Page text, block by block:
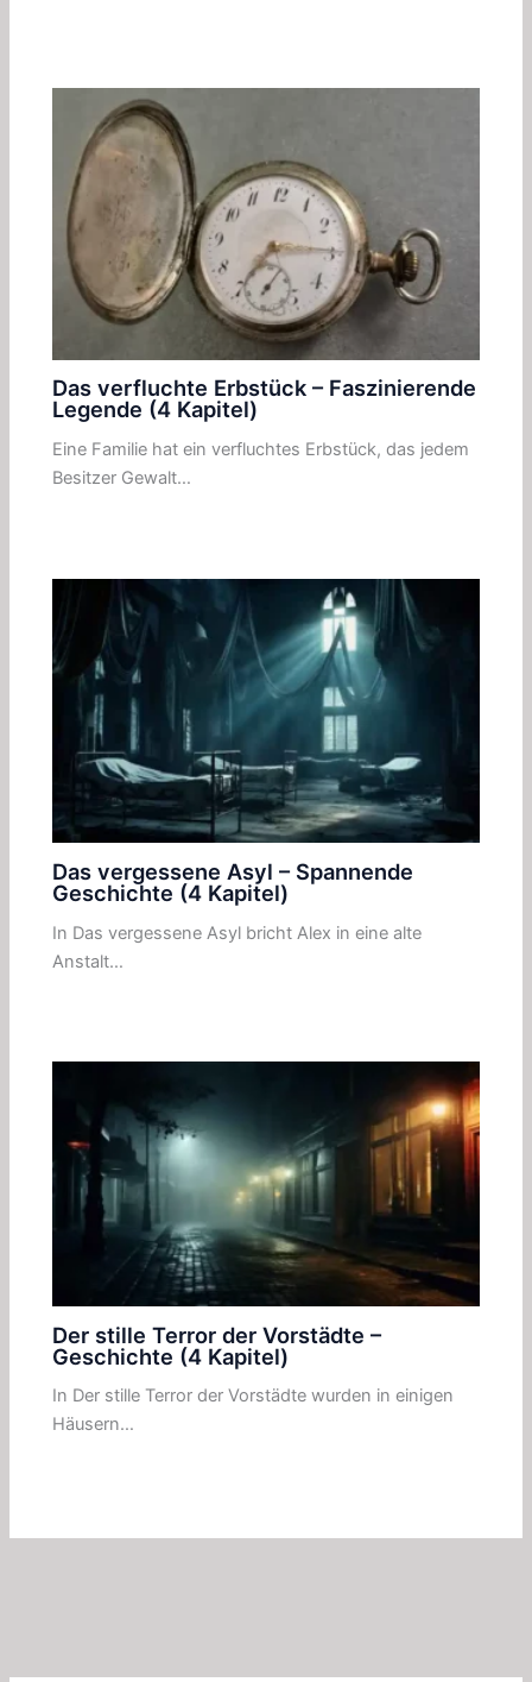
Das verfluchte Erbstück – Faszinierende
Legende (4 Kapitel)
Eine Familie hat ein verfluchtes Erbstück, das jedem
Besitzer Gewalt…
Das vergessene Asyl – Spannende
Geschichte (4 Kapitel)
In Das vergessene Asyl bricht Alex in eine alte
Anstalt…
Der stille Terror der Vorstädte –
Geschichte (4 Kapitel)
In Der stille Terror der Vorstädte wurden in einigen
Häusern…